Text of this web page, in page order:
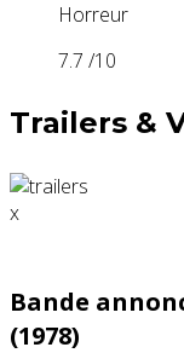
Horreur
7.7 /10
Trailers &
x
Bande
(1978)